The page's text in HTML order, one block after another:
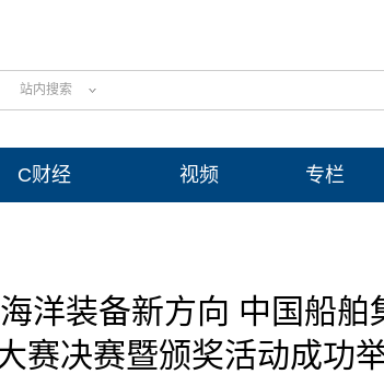
站内搜索
C财经 视频 专栏
洋装备新方向 中国船舶
赛决赛暨颁奖活动成功